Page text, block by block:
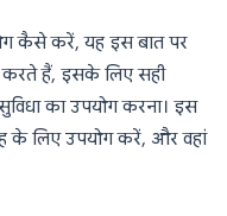
कैसे करें, यह इस बात पर
करते हैं, इसके लिए सही
का उपयोग करना। इस
के लिए उपयोग करें, और वहां